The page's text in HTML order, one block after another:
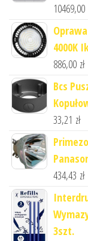
10469,00
4000K
886,00 zł
Bcs
33,21 zł
434,43 zł
3szt.